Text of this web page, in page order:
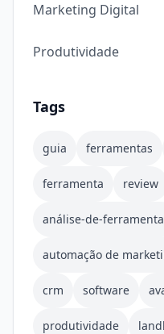
Marketing Digital
Produtividade
Tags
guia ferramentas
ferramenta review
análise-de-
automação de
crm software
produtividade